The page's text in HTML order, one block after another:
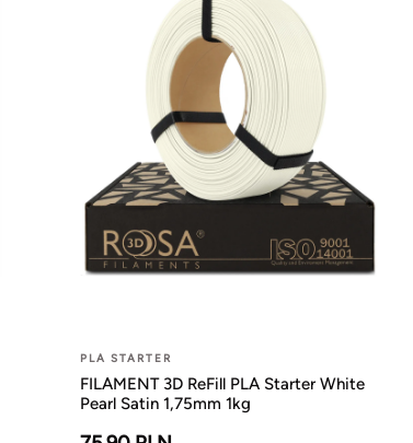
PLA STARTER
FILAMENT 3D ReFill PLA Starter White
Pearl Satin 1,75mm 1kg